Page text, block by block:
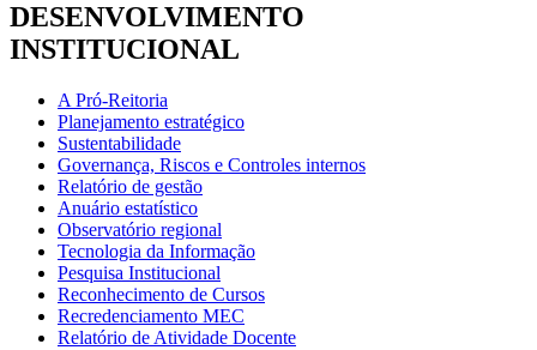
DESENVOLVIMENTO
INSTITUCIONAL
A Pró-Reitoria
Planejamento estratégico
Sustentabilidade
Governança, Riscos e Controles internos
Relatório de gestão
Anuário estatístico
Observatório regional
Tecnologia da Informação
Pesquisa Institucional
Reconhecimento de Cursos
Recredenciamento MEC
Relatório de Atividade Docente